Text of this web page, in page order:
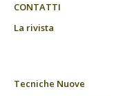
CONTATTI
La rivista
Tecniche Nuove